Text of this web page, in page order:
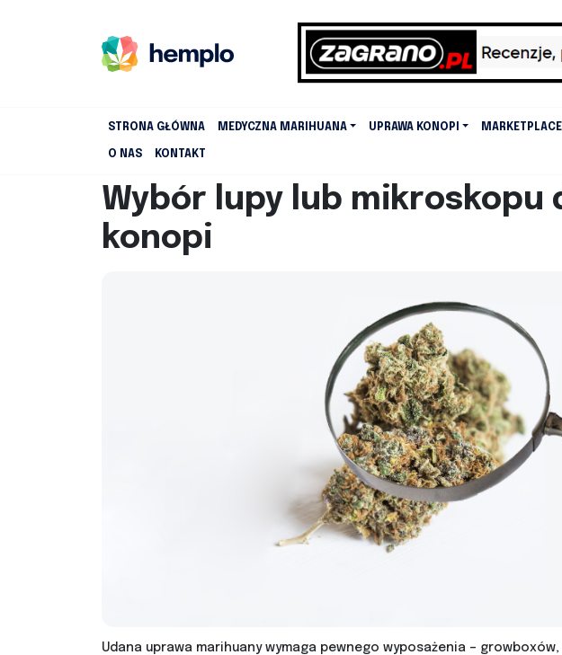
STRONA GŁÓWNA MEDYCZNA MARIHUANA UPRAWA KONOPI MARKETPLACE
O NAS KONTAKT
Wybór lupy lub mikroskopu
konopi
Udana uprawa marihuany wymaga pewnego wyposażenia –